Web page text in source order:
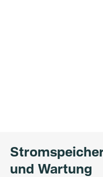
und Wartung